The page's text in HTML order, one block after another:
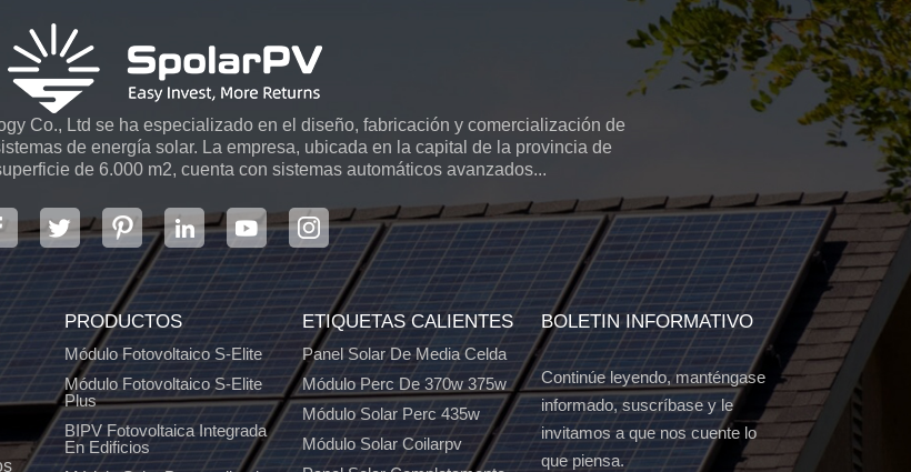
Co., Ltd se ha especializado en el diseño, fabricación y comercialización de
de energía solar. La empresa, ubicada en la capital de la provincia de
de 6.000 m2, cuenta con sistemas automáticos avanzados...
PRODUCTOS
Módulo Fotovoltaico S-Elite
Módulo Fotovoltaico S-Elite
Plus
BIPV Fotovoltaica Integrada
En Edificios
ETIQUETAS CALIENTES
Panel Solar De Media Celda
Módulo Perc De 370w 375w
Módulo Solar Perc 435w
Módulo Solar Coilarpv
BOLETIN INFORMATIVO
Continúe leyendo, manténgase
informado, suscríbase y le
invitamos a que nos cuente lo
que piensa.